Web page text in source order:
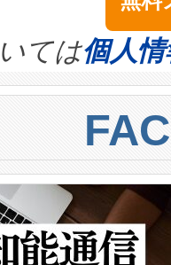
性は、フェ
a
for AI
battery
、ai&のAI
試運転、
タを監視
現すること
ドでは、
き、これ
ートルに
ターゲッ
距離は
ロメート
ては個人